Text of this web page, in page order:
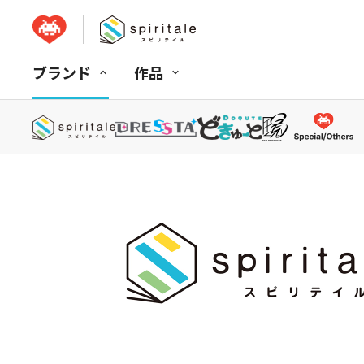
ブランド 作品